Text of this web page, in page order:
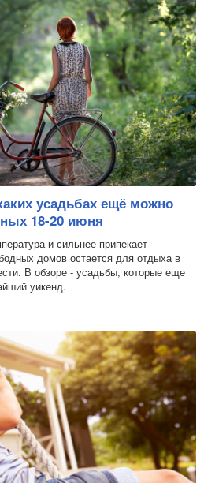
усадьбах ещё можно
18-20 июня
и сильнее припекает
домов остается для отдыха в
В обзоре - усадьбы, которые еще
уикенд.